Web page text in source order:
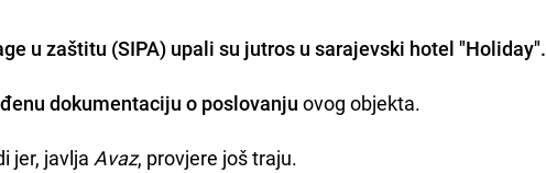
u zaštitu (SIPA) upali su jutros u sarajevski hotel "Holiday".
dokumentaciju o poslovanju ovog objekta.
jer, javlja Avaz, provjere još traju.